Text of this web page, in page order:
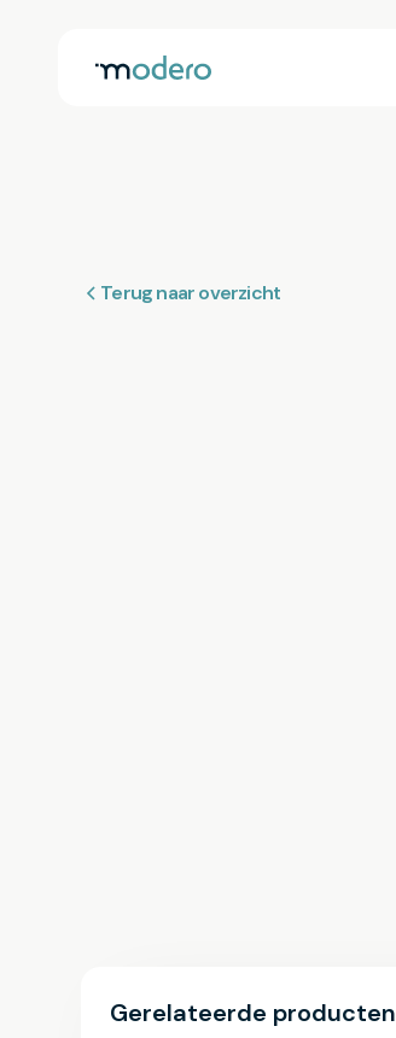
Terug naar overzicht
Gerelateerde producten